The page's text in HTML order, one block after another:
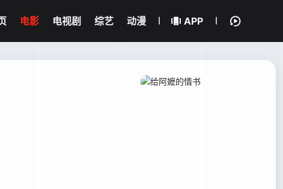
电影 电视剧 综艺 动漫 APP